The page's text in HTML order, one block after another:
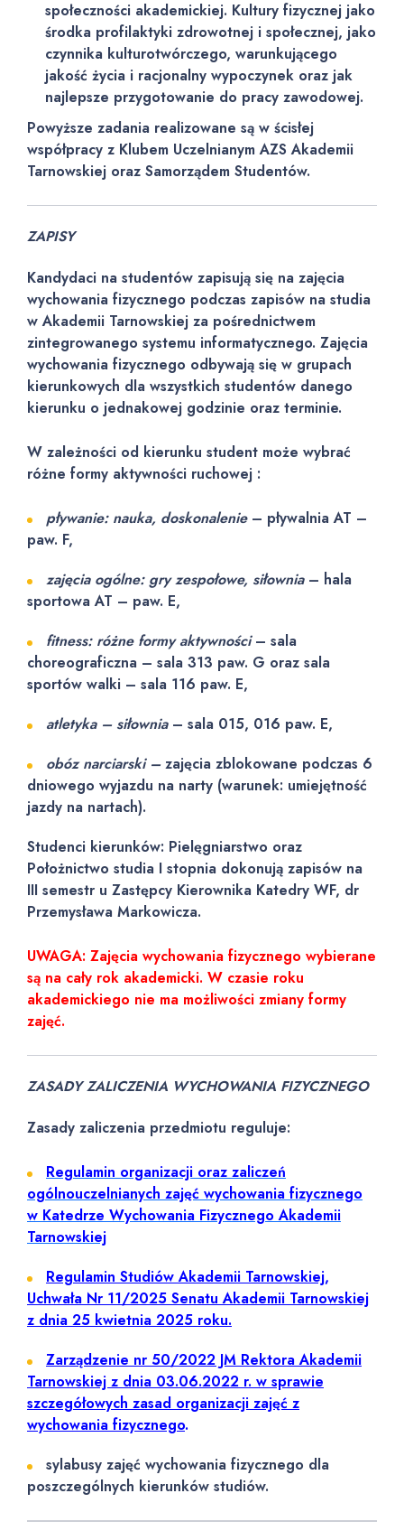
społeczności akademickiej. Kultury fizycznej jako
środka profilaktyki zdrowotnej i społecznej, jako
czynnika kulturotwórczego, warunkującego
jakość życia i racjonalny wypoczynek oraz jak
najlepsze przygotowanie do pracy zawodowej.
Powyższe zadania realizowane są w ścisłej
współpracy z Klubem Uczelnianym AZS Akademii
Tarnowskiej oraz Samorządem Studentów.
ZAPISY
Kandydaci na studentów zapisują się na zajęcia
wychowania fizycznego podczas zapisów na studia
w Akademii Tarnowskiej za pośrednictwem
zintegrowanego systemu informatycznego. Zajęcia
wychowania fizycznego odbywają się w grupach
kierunkowych dla wszystkich studentów danego
kierunku o jednakowej godzinie oraz terminie.
W zależności od kierunku student może wybrać
różne formy aktywności ruchowej :
pływanie: nauka, doskonalenie– pływalnia AT –
paw. F,
zajęcia ogólne: gry zespołowe, siłownia– hala
sportowa AT – paw. E,
fitness: różne formy aktywności– sala
choreograficzna – sala 313 paw. G oraz sala
sportów walki – sala 116 paw. E,
atletyka – siłownia– sala 015, 016 paw. E,
obóz narciarski –zajęcia zblokowane podczas 6
dniowego wyjazdu na narty (warunek: umiejętność
jazdy na nartach).
Studenci kierunków: Pielęgniarstwo oraz
Położnictwo studia I stopnia dokonują zapisów na
III semestr u Zastępcy Kierownika Katedry WF, dr
Przemysława Markowicza.
UWAGA: Zajęcia wychowania fizycznego wybierane
są na cały rok akademicki. W czasie roku
akademickiego nie ma możliwości zmiany formy
zajęć.
ZASADY ZALICZENIA WYCHOWANIA FIZYCZNEGO
Zasady zaliczenia przedmiotu reguluje:
Regulamin organizacji oraz zaliczeń
ogólnouczelnianych zajęć wychowania fizycznego
w Katedrze Wychowania Fizycznego Akademii
Tarnowskiej
Regulamin Studiów Akademii Tarnowskiej,
Uchwała Nr 11/2025 Senatu Akademii Tarnowskiej
z dnia 25 kwietnia 2025 roku.
Zarządzenie nr 50/2022 JM Rektora Akademii
Tarnowskiej z dnia 03.06.2022 r. w sprawie
szczegółowych zasad organizacji zajęć z
wychowania fizycznego.
sylabusy zajęć wychowania fizycznego dla
poszczególnych kierunków studiów.